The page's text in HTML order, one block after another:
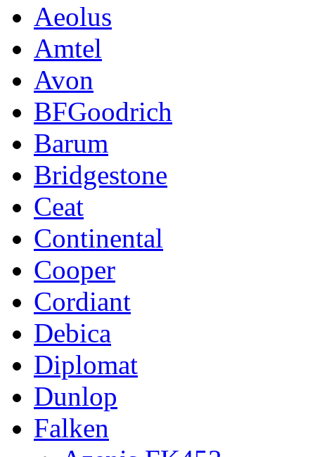
Aeolus
Amtel
Avon
BFGoodrich
Barum
Bridgestone
Ceat
Continental
Cooper
Cordiant
Debica
Diplomat
Dunlop
Falken